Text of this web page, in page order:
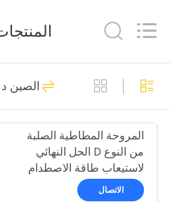
مسكن
منتجات
عرض
الواقع
Rubber
Products
All
Reserved.
مصدات
بالهواء
69
الصين
المروحة المطاطية الصلبة
من النوع D الحل النهائي
لاستيعاب طاقة الاصطدام
الاتصال